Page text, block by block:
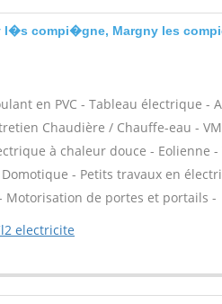
l�s compi�gne, Margny les
en PVC - Tableau électrique -
Chaudière / Chauffe-eau -
à chaleur douce - Eolienne
- Petits travaux en
Motorisation de portes et portails -
electricite